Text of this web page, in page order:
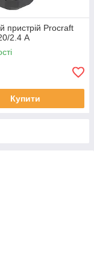
пристрій Procraft
2.4 А
Купити